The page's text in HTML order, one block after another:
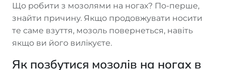
Що робити з мозолями на ногах? По-перше,
знайти причину. Якщо продовжувати носити
те саме взуття, мозоль повернеться, навіть
якщо ви його вилікуєте.
Як позбутися мозолів на ногах в